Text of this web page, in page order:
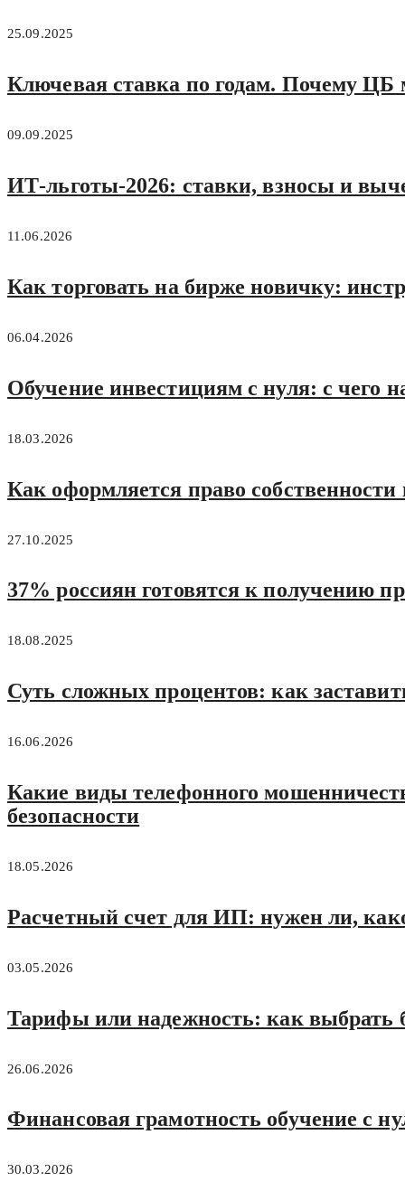
25.09.2025
Ключевая ставка по годам. Почему ЦБ
09.09.2025
ИТ-льготы‑2026: ставки, взносы и
11.06.2026
Как торговать на бирже новичку:
06.04.2026
Обучение инвестициям с нуля: с чего
18.03.2026
Как оформляется право
27.10.2025
37% россиян готовятся к получению
18.08.2025
Суть сложных процентов: как
16.06.2026
Какие виды телефонного
безопасности
18.05.2026
Расчетный счет для ИП: нужен ли,
03.05.2026
Тарифы или надежность: как выбрать
26.06.2026
Финансовая грамотность обучение с
30.03.2026